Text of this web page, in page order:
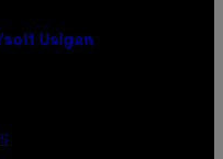
Usigan